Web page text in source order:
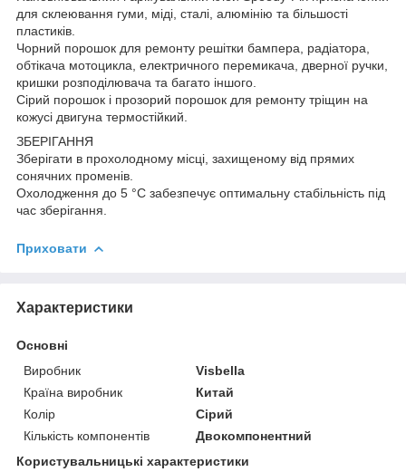
для склеювання гуми, міді, сталі, алюмінію та більшості
пластиків.
Чорний порошок для ремонту решітки бампера, радіатора,
обтікача мотоцикла, електричного перемикача, дверної ручки,
кришки розподілювача та багато іншого.
Сірий порошок і прозорий порошок для ремонту тріщин на
кожусі двигуна термостійкий.
ЗБЕРІГАННЯ
Зберігати в прохолодному місці, захищеному від прямих
сонячних променів.
Охолодження до 5 °C забезпечує оптимальну стабільність під
час зберігання.
Приховати
Характеристики
Основні
Виробник
Visbella
Країна виробник
Китай
Колір
Сірий
Кількість компонентів
Двокомпонентний
Користувальницькі характеристики